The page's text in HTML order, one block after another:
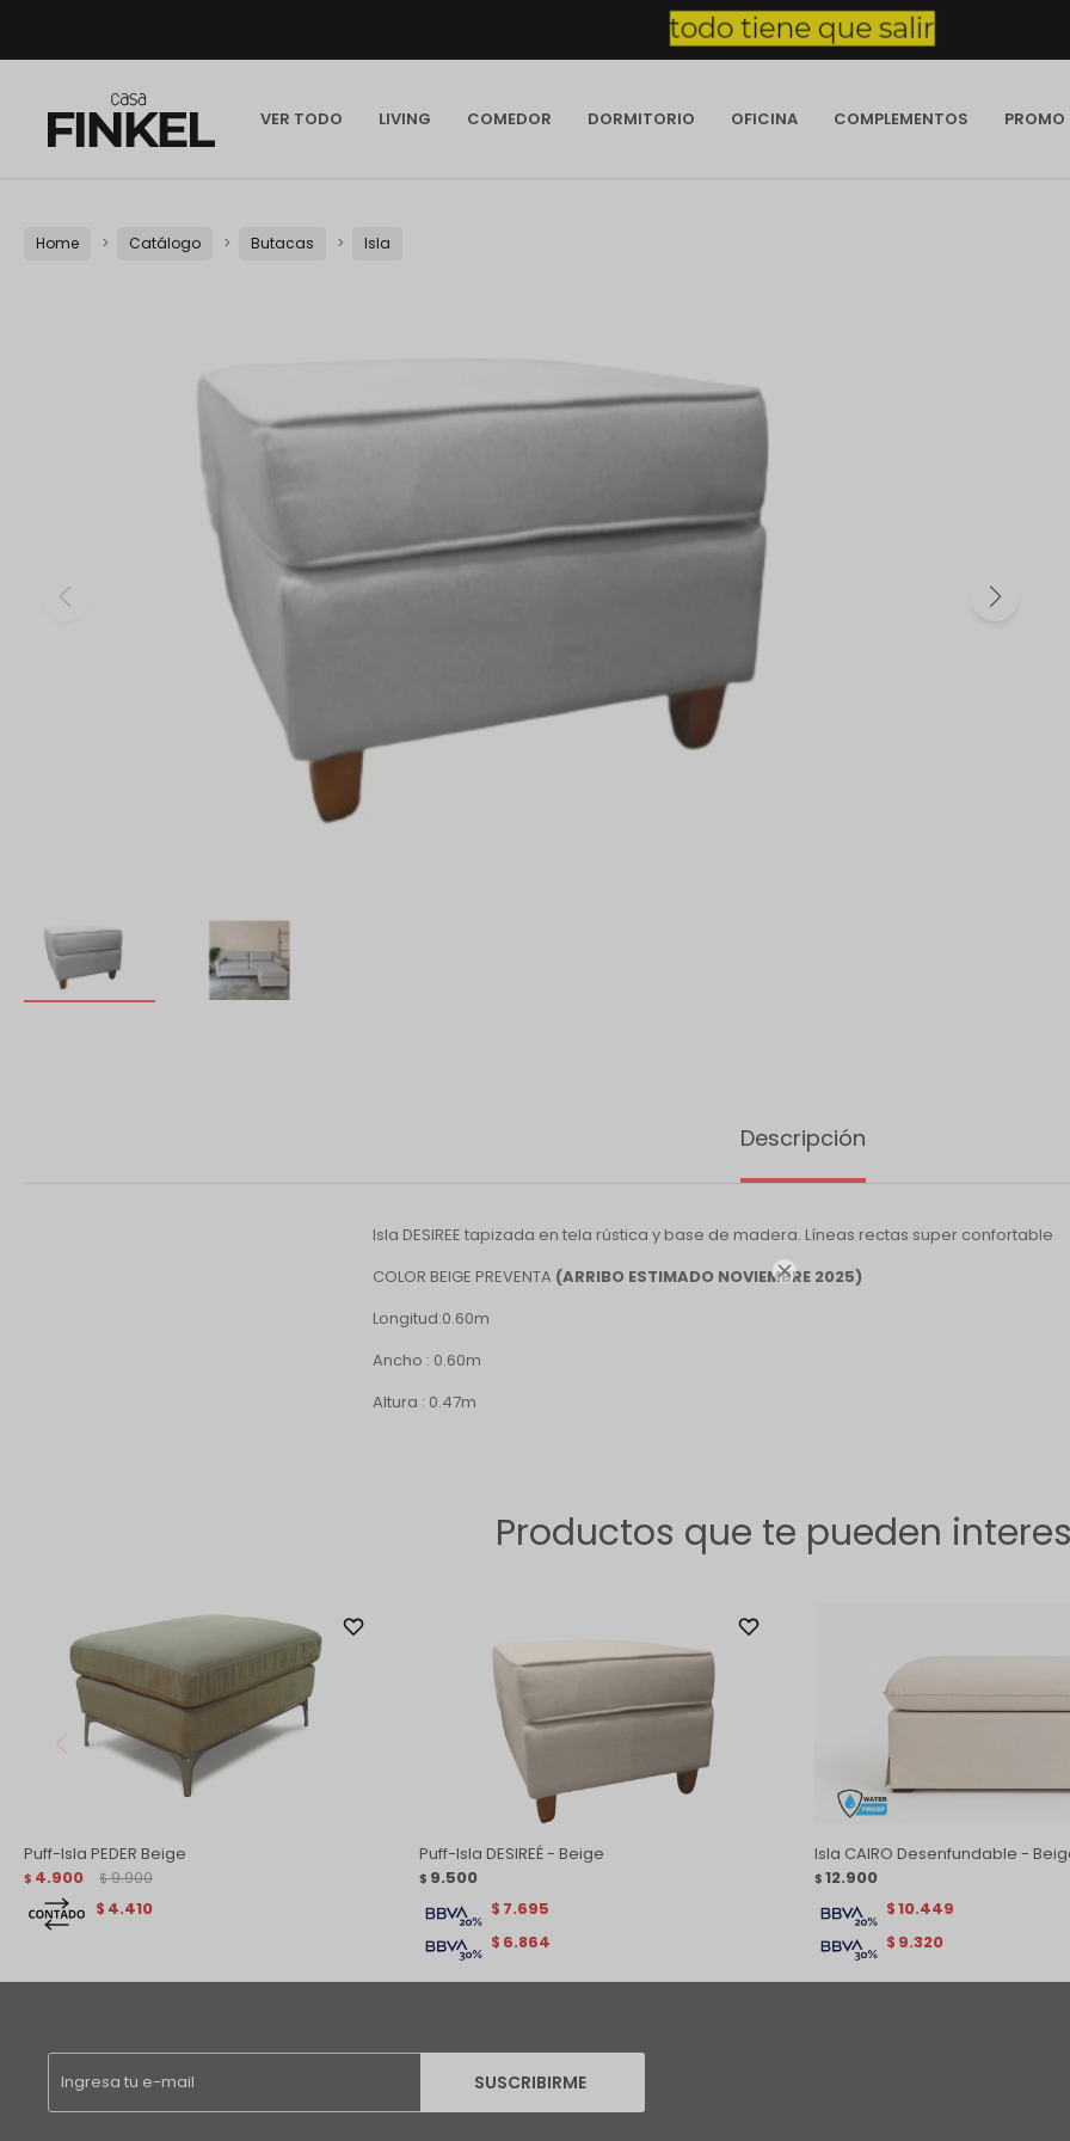

VER TODO LIVING COMEDOR DORMITORIO OFICINA COMPLEMENTOS PROMO
Home Catálogo Butacas Isla
Descripción
Isla DESIREE tapizada en tela rústica y base de madera. Líneas rectas super confortable
COLOR BEIGE PREVENTA (ARRIBO ESTIMADO NOVIEMBRE 2025)
Longitud:0.60m
Ancho : 0.60m
Altura : 0.47m
Productos que te pueden
Puff-Isla PEDER Beige
$ 4.900 $ 9.900
$ 4.410
Puff-Isla DESIREÉ - Beige
$ 9.500
$ 6.864
$ 7.695
Isla CAIRO Desenfundable -
$ 12.900
$ 9.320
$10.449
SUSCRIBIRME